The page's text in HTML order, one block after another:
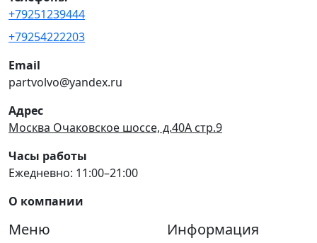
+79251239444
+79254222203
Email
partvolvo@yandex.ru
Адрес
Москва Очаковское шоссе, д.40А стр.9
Часы работы
Ежедневно: 11:00–21:00
О компании
Меню Информация